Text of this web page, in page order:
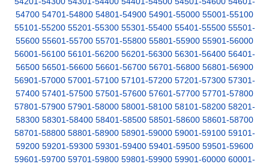
54700 54701-54800 54801-54900 54901-55000 55001-55100
55101-55200 55201-55300 55301-55400 55401-55500 55501-
55600 55601-55700 55701-55800 55801-55900 55901-56000
56001-56100 56101-56200 56201-56300 56301-56400 56401-
56500 56501-56600 56601-56700 56701-56800 56801-56900
56901-57000 57001-57100 57101-57200 57201-57300 57301-
57400 57401-57500 57501-57600 57601-57700 57701-57800
57801-57900 57901-58000 58001-58100 58101-58200 58201-
58300 58301-58400 58401-58500 58501-58600 58601-58700
58701-58800 58801-58900 58901-59000 59001-59100 59101-
59200 59201-59300 59301-59400 59401-59500 59501-59600
59601-59700 59701-59800 59801-59900 59901-60000 60001-